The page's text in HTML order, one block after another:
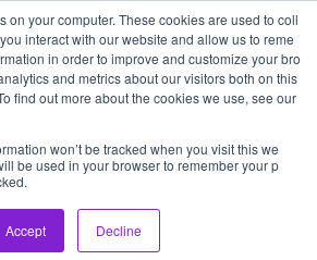
on your computer. These cookies are used to coll
interact with our website and allow us to reme
in order to improve and customize your bro
and metrics about our visitors both on this
find out more about the cookies we use, see our
won’t be tracked when you visit this we
be used in your browser to remember your p
Accept Decline
メインナ
AM